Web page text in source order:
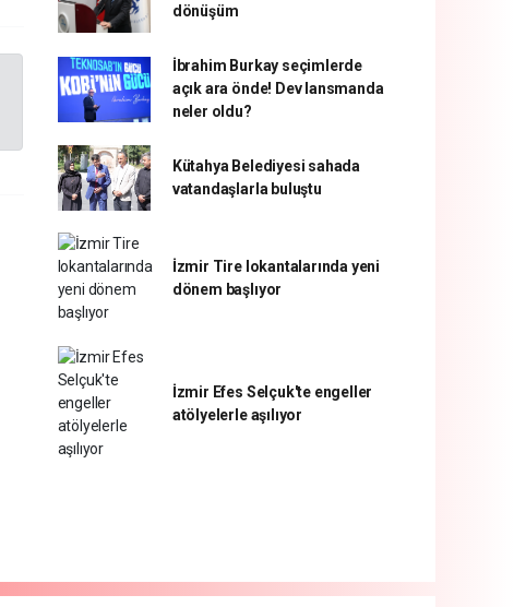
dönüşüm
İbrahim Burkay seçimlerde
açık ara önde! Dev lansmanda
neler oldu?
Kütahya Belediyesi sahada
vatandaşlarla buluştu
İzmir Tire lokantalarında yeni
dönem başlıyor
İzmir Efes Selçuk'te engeller
atölyelerle aşılıyor